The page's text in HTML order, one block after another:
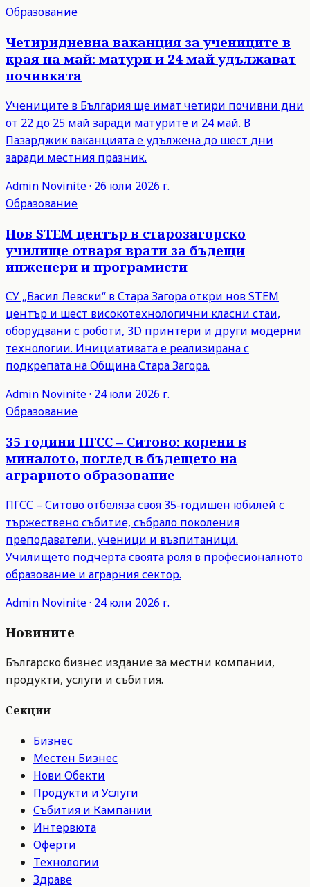
Образование
Четиридневна ваканция за учениците в
края на май: матури и 24 май удължават
почивката
Учениците в България ще имат четири почивни дни
от 22 до 25 май заради матурите и 24 май. В
Пазарджик ваканцията е удължена до шест дни
заради местния празник.
Admin Novinite· 26 юли 2026 г.
Образование
Нов STEM център в старозагорско
училище отваря врати за бъдещи
инженери и програмисти
СУ „Васил Левски“ в Стара Загора откри нов STEM
център и шест високотехнологични класни стаи,
оборудвани с роботи, 3D принтери и други модерни
технологии. Инициативата е реализирана с
подкрепата на Община Стара Загора.
Admin Novinite· 24 юли 2026 г.
Образование
35 години ПГСС – Ситово: корени в
миналото, поглед в бъдещето на
аграрното образование
ПГСС – Ситово отбеляза своя 35-годишен юбилей с
тържествено събитие, събрало поколения
преподаватели, ученици и възпитаници.
Училището подчерта своята роля в професионалното
образование и аграрния сектор.
Admin Novinite· 24 юли 2026 г.
Новините
Българско бизнес издание за местни компании,
продукти, услуги и събития.
Секции
Бизнес
Местен Бизнес
Нови Обекти
Продукти и Услуги
Събития и Кампании
Интервюта
Оферти
Технологии
Здраве